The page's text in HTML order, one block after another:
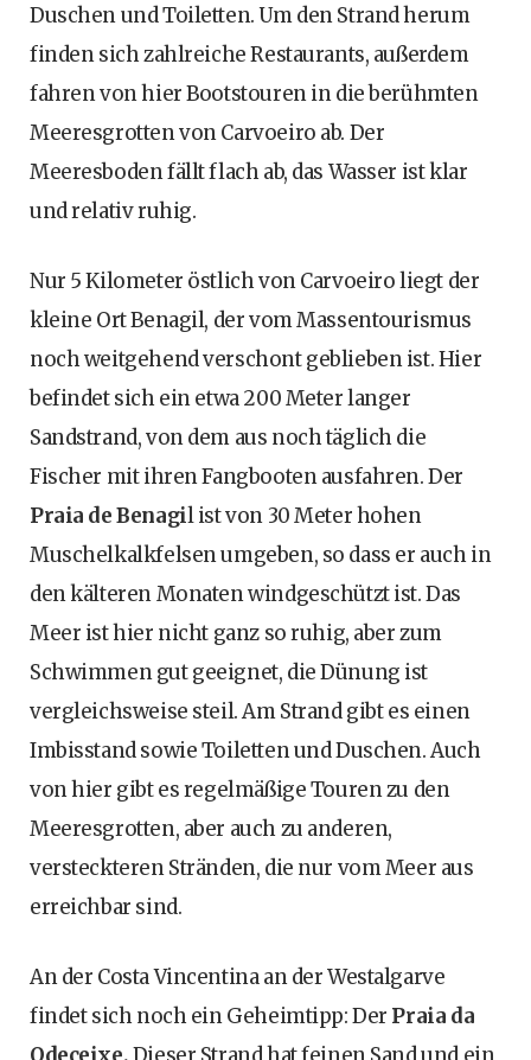
Duschen und Toiletten. Um den Strand herum
finden sich zahlreiche Restaurants, außerdem
fahren von hier Bootstouren in die berühmten
Meeresgrotten von Carvoeiro ab. Der
Meeresboden fällt flach ab, das Wasser ist klar
und relativ ruhig.
Nur 5 Kilometer östlich von Carvoeiro liegt der
kleine Ort Benagil, der vom Massentourismus
noch weitgehend verschont geblieben ist. Hier
befindet sich ein etwa 200 Meter langer
Sandstrand, von dem aus noch täglich die
Fischer mit ihren Fangbooten ausfahren. Der
Praia de Benagil ist von 30 Meter hohen
Muschelkalkfelsen umgeben, so dass er auch in
den kälteren Monaten windgeschützt ist. Das
Meer ist hier nicht ganz so ruhig, aber zum
Schwimmen gut geeignet, die Dünung ist
vergleichsweise steil. Am Strand gibt es einen
Imbisstand sowie Toiletten und Duschen. Auch
von hier gibt es regelmäßige Touren zu den
Meeresgrotten, aber auch zu anderen,
versteckteren Stränden, die nur vom Meer aus
erreichbar sind.
An der Costa Vincentina an der Westalgarve
findet sich noch ein Geheimtipp: Der Praia da